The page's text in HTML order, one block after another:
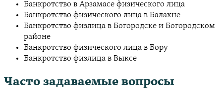
Банкротство в Арзамасе физического лица
Банкротство физического лица в Балахне
Банкротство физлица в Богородске и Богородском
районе
Банкротство физического лица в Бору
Банкротство физлица в Выксе
Часто задаваемые вопросы